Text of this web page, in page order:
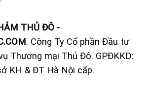
THỦ ĐÔ -
. Công Ty Cổ phần Đầu tư
Thương mại Thủ Đô. GPĐKKD:
KH & ĐT Hà Nội cấp.